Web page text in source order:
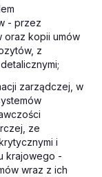
- przez
oraz kopii umów
z
zarządczej, w
ze
i
krajowego -
wraz z ich